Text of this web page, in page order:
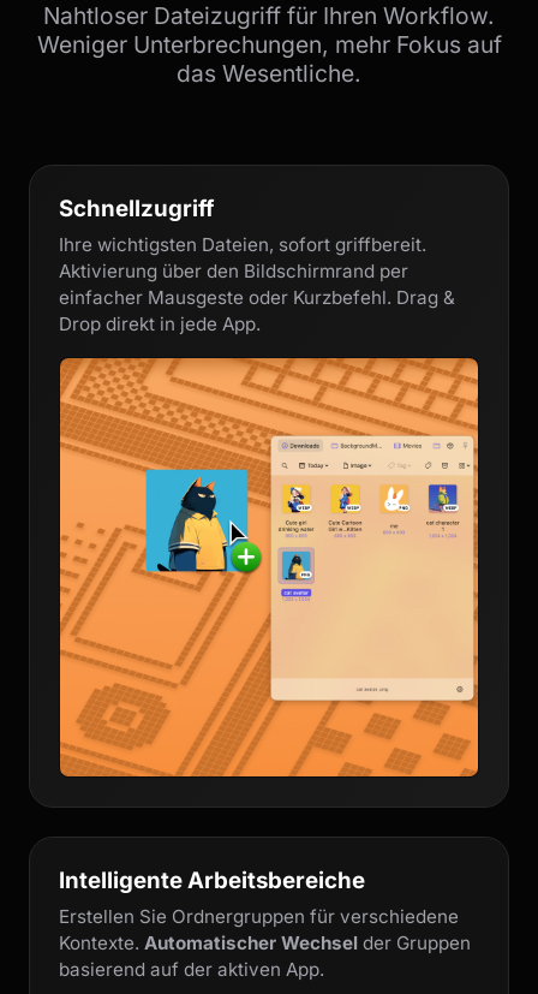
Nahtloser Dateizugriff für Ihren Workflow.
Weniger Unterbrechungen, mehr Fokus auf
das Wesentliche.
Schnellzugriff
Ihre wichtigsten Dateien, sofort griffbereit.
Aktivierung über den Bildschirmrand per
einfacher Mausgeste oder Kurzbefehl. Drag &
Drop direkt in jede App.
Intelligente Arbeitsbereiche
Erstellen Sie Ordnergruppen für verschiedene
Kontexte. Automatischer Wechsel der Gruppen
basierend auf der aktiven App.